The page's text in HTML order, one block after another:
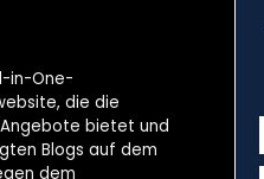
in-One-
die die
bietet und
Blogs auf dem
dem